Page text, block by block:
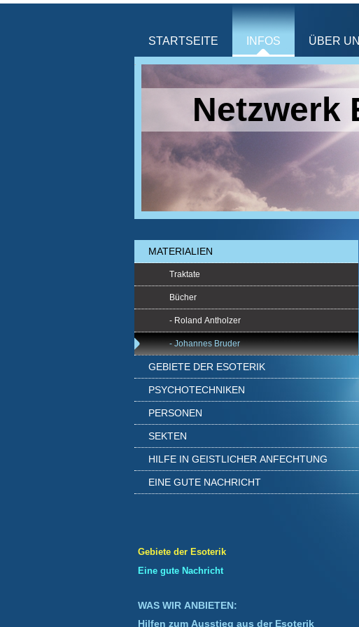
STARTSEITE INFOS ÜBER
Netzwerk
MATERIALIEN
Traktate
Bücher
- Roland Antholzer
- Johannes Bruder
GEBIETE DER ESOTERIK
PSYCHOTECHNIKEN
PERSONEN
SEKTEN
HILFE IN GEISTLICHER ANFECHTUNG
EINE GUTE NACHRICHT
Gebiete der Esoterik
Eine gute Nachricht
WAS WIR ANBIETEN:
Hilfen zum Ausstieg aus der Esoterik